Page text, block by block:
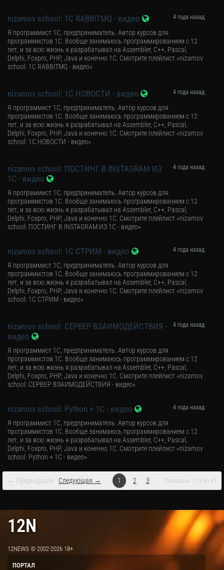
4 года назад
nizamov school: 1С RABBITMQ - видео
Я программист 1С, предприниматель. Автор курсов для
программистов 1С. Вообще занимаюсь программированием с 12
лет, и за всю жизнь я разрабатывал на Assembler, C++, Pascal,
Delphi, Foxpro, PHP, Java и конечно 1С. Смотрите плейлист «nizamov
school: 1С RABBITMQ - видео»
4 года назад
nizamov school: 1С НОВОСТИ - видео
Я программист 1С, предприниматель. Автор курсов для
программистов 1С. Вообще занимаюсь программированием с 12
лет, и за всю жизнь я разрабатывал на Assembler, C++, Pascal,
Delphi, Foxpro, PHP, Java и конечно 1С. Смотрите плейлист «nizamov
school: 1С НОВОСТИ - видео»
4 года назад
nizamov school: ПОСТИНГ В INSTAGRAM ИЗ
1С - видео
Я программист 1С, предприниматель. Автор курсов для
программистов 1С. Вообще занимаюсь программированием с 12
лет, и за всю жизнь я разрабатывал на Assembler, C++, Pascal,
Delphi, Foxpro, PHP, Java и конечно 1С. Смотрите плейлист «nizamov
school: ПОСТИНГ В INSTAGRAM ИЗ 1С - видео»
4 года назад
nizamov school: 1С СТРИМ - видео
Я программист 1С, предприниматель. Автор курсов для
программистов 1С. Вообще занимаюсь программированием с 12
лет, и за всю жизнь я разрабатывал на Assembler, C++, Pascal,
Delphi, Foxpro, PHP, Java и конечно 1С. Смотрите плейлист «nizamov
school: 1С СТРИМ - видео»
4 года назад
nizamov school: СЕРВЕР ВЗАИМОДЕЙСТВИЯ -
видео
Я программист 1С, предприниматель. Автор курсов для
программистов 1С. Вообще занимаюсь программированием с 12
лет, и за всю жизнь я разрабатывал на Assembler, C++, Pascal,
Delphi, Foxpro, PHP, Java и конечно 1С. Смотрите плейлист «nizamov
school: СЕРВЕР ВЗАИМОДЕЙСТВИЯ - видео»
4 года назад
nizamov school: Python + 1C - видео
Я программист 1С, предприниматель. Автор курсов для
программистов 1С. Вообще занимаюсь программированием с 12
лет, и за всю жизнь я разрабатывал на Assembler, C++, Pascal,
Delphi, Foxpro, PHP, Java и конечно 1С. Смотрите плейлист «nizamov
school: Python + 1C - видео»
← Предыдущая Следующая → 1 2 3 Показаны 1-15 из 35
12N
12NEWS © 2002-2026 18+
ПОРТАЛ